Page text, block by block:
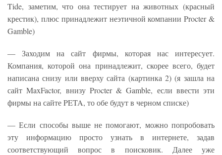
Tide, заметим, что она тестирует на животных (красный
крестик), плюс принадлежит неэтичной компании Procter &
Gamble)
— Заходим на сайт фирмы, которая нас интересует.
Компания, которой она принадлежит, скорее всего, будет
написана снизу или вверху сайта (картинка 2) (я зашла на
сайт MaxFactor, внизу Procter & Gamble, если ввести эти
фирмы на сайте PETA, то обе будут в черном списке)
— Если способы выше не помогают, можно попробовать
эту информацию просто узнать в интернете, задав
соответствующий вопрос в поисковик. Далее уже